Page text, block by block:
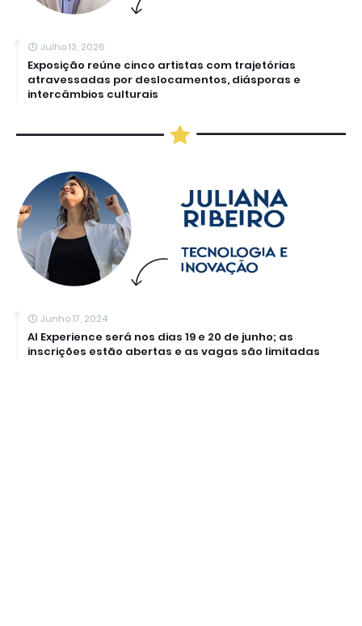
Julho 13, 2026
Exposição reúne cinco artistas com trajetórias
atravessadas por deslocamentos, diásporas e
intercâmbios culturais
Junho 17, 2024
AI Experience será nos dias 19 e 20 de junho; as
inscrições estão abertas e as vagas são limitadas